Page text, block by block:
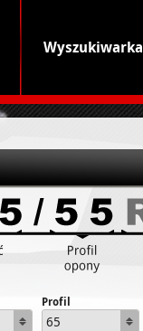
Wyszukiwarka
Profil
65